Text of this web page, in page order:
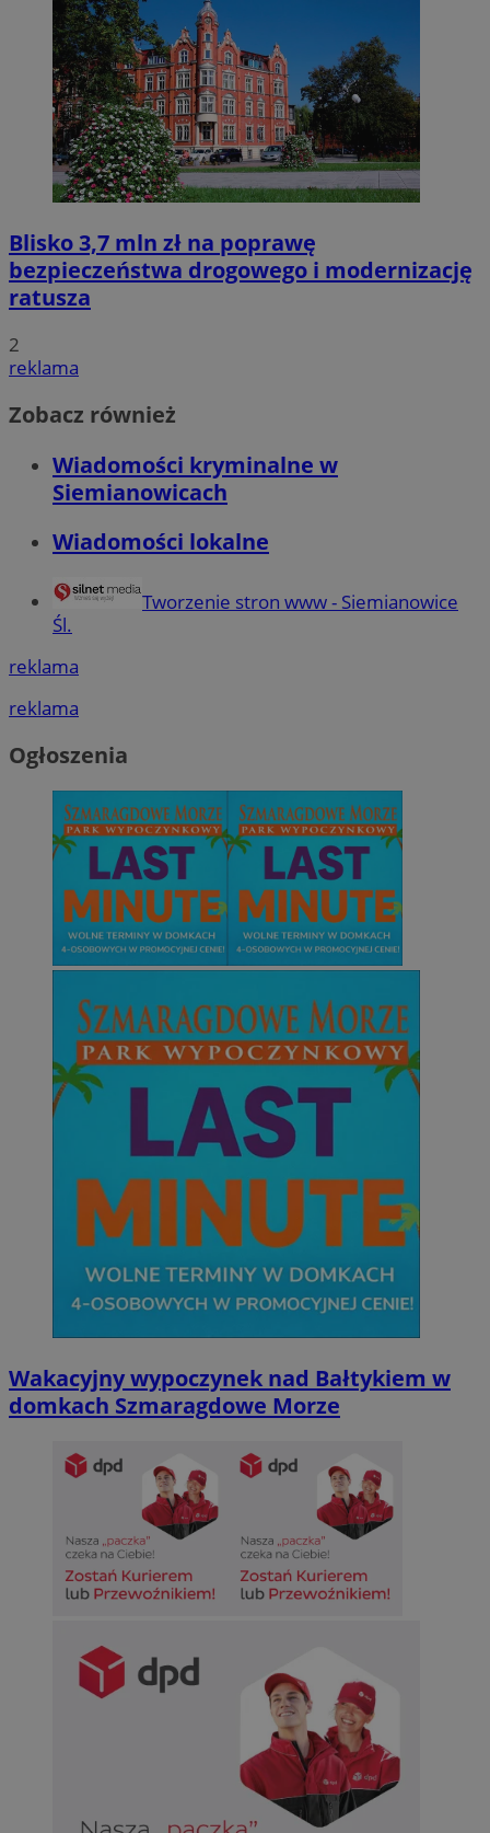
Blisko 3,7 mln zł na poprawę
bezpieczeństwa drogowego i modernizację
ratusza
2
reklama
Zobacz również
Wiadomości kryminalne w
Siemianowicach
Wiadomości lokalne
Tworzenie stron www - Siemianowice
Śl.
reklama
reklama
Ogłoszenia
Wakacyjny wypoczynek nad Bałtykiem w
domkach Szmaragdowe Morze